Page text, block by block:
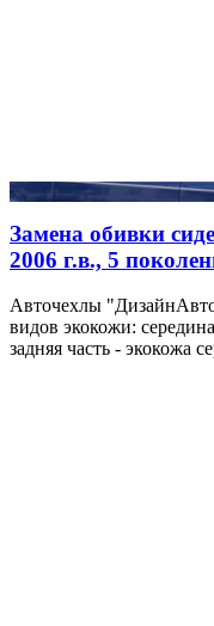
Замена обивки
2006 г.в., 5
Авточехлы
видов экокожи:
задняя часть - экокожа